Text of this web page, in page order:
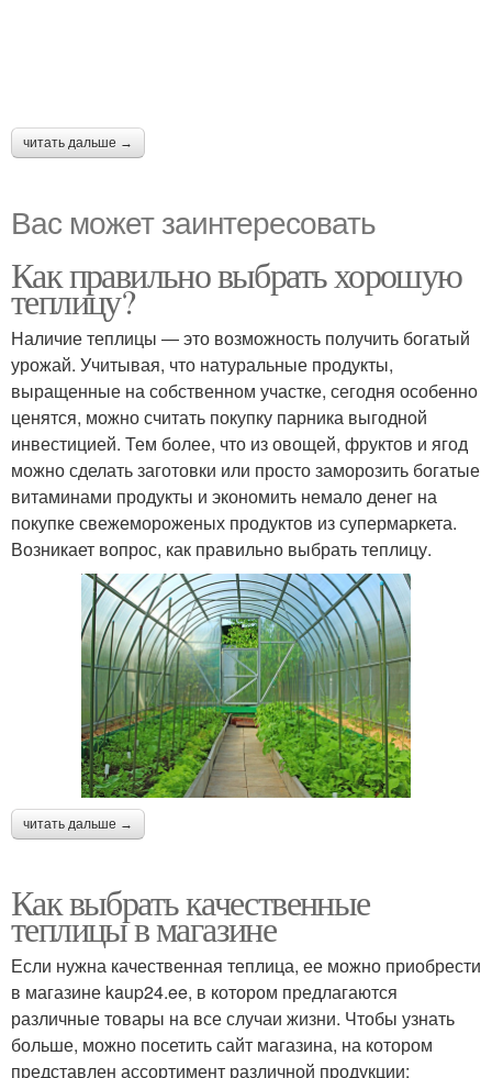
читать дальше →
Вас может заинтересовать
Как правильно выбрать хорошую
теплицу?
Наличие теплицы — это возможность получить богатый
урожай. Учитывая, что натуральные продукты,
выращенные на собственном участке, сегодня особенно
ценятся, можно считать покупку парника выгодной
инвестицией. Тем более, что из овощей, фруктов и ягод
можно сделать заготовки или просто заморозить богатые
витаминами продукты и экономить немало денег на
покупке свежемороженых продуктов из супермаркета.
Возникает вопрос, как правильно выбрать теплицу.
читать дальше →
Как выбрать качественные
теплицы в магазине
Если нужна качественная теплица, ее можно приобрести
в магазине kaup24.ee, в котором предлагаются
различные товары на все случаи жизни. Чтобы узнать
больше, можно посетить сайт магазина, на котором
представлен ассортимент различной продукции: